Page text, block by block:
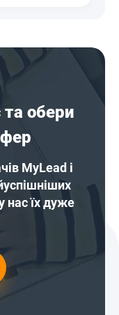
обери
MyLead і
нас їх дуже